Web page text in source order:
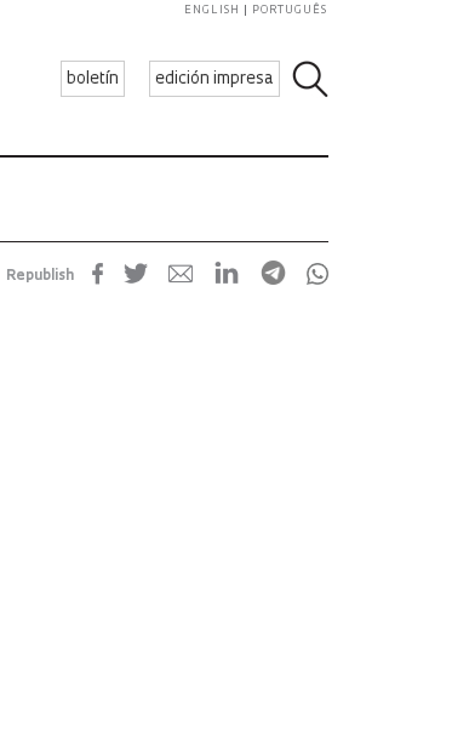
boletín edición impresa
ENGLISH PORTUGUÊS
Republish